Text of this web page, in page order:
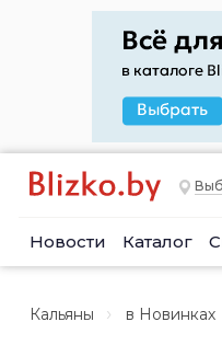
Новости Каталог
Кальяны в Новинках